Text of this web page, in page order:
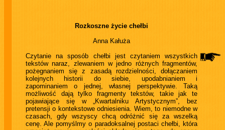
Rozkoszne życie chełbi
Anna Kałuża
Czytanie na sposób chełbi jest czytaniem wszystkich
tekstów naraz, zlewaniem w jedno różnych fragmentów,
pożegnaniem się z zasadą rozdzielności, dołączaniem
kolejnych historii do siebie, upodabnianiem i
zapominaniem o jednej, własnej perspektywie. Taką
możliwość dają tylko fragmenty tekstów, takie jak te
pojawiające się w „Kwartalniku Artystycznym”, bez
pretensji o kontekstowe odniesienia. Wiem, to niemodne w
czasach, gdy wszyscy chcą odróżnić się za wszelką
cenę. Ale pomyślmy o paradoksalnej postaci chełbi, która